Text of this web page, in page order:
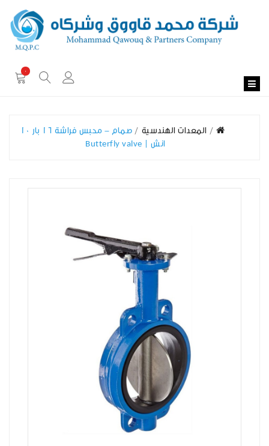
0
المعدات الهندسية
صمام - محبس فراشة 16 بار 10
انش | Butterfly valve